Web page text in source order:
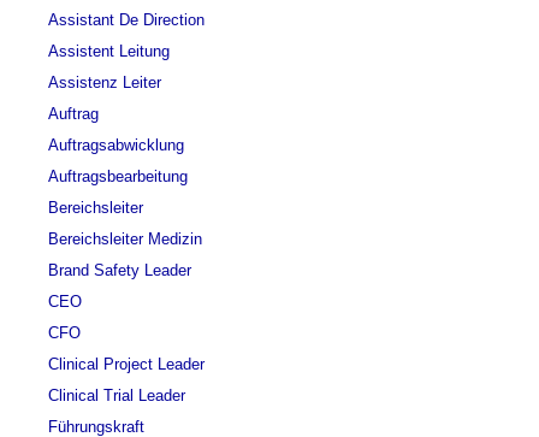
Lehrstellen
Lehrstellen
inserieren
Assistant De Direction
Assistent Leitung
Assistenz Leiter
Auftrag
Auftragsabwicklung
Auftragsbearbeitung
Bereichsleiter
Bereichsleiter Medizin
Brand Safety Leader
CEO
CFO
Clinical Project Leader
Clinical Trial Leader
Führungskraft